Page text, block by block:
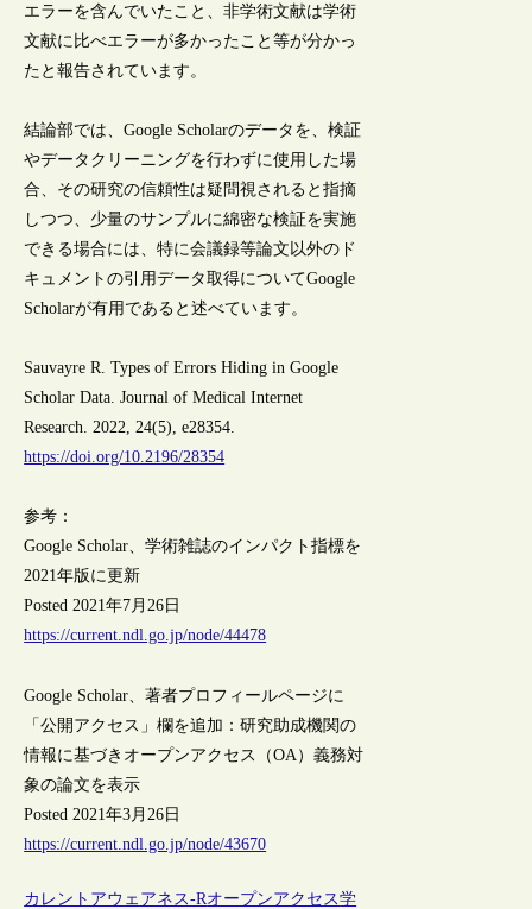
エラーを含んでいたこと、非学術文献は学術
文献に比べエラーが多かったこと等が分かっ
たと報告されています。
結論部では、Google Scholarのデータを、検証
やデータクリーニングを行わずに使用した場
合、その研究の信頼性は疑問視されると指摘
しつつ、少量のサンプルに綿密な検証を実施
できる場合には、特に会議録等論文以外のド
キュメントの引用データ取得についてGoogle
Scholarが有用であると述べています。
Sauvayre R. Types of Errors Hiding in Google
Scholar Data. Journal of Medical Internet
Research. 2022, 24(5), e28354.
https://doi.org/10.2196/28354
参考：
Google Scholar、学術雑誌のインパクト指標を
2021年版に更新
Posted 2021年7月26日
https://current.ndl.go.jp/node/44478
Google Scholar、著者プロフィールページに
「公開アクセス」欄を追加：研究助成機関の
情報に基づきオープンアクセス（OA）義務対
象の論文を表示
Posted 2021年3月26日
https://current.ndl.go.jp/node/43670
カレントアウェアネス-Rオープンアクセス学